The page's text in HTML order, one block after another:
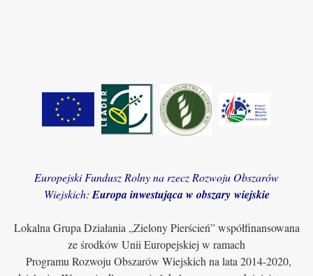
Europejski Fundusz Rolny na rzecz Rozwoju Obszarów
Wiejskich: Europa inwestująca w obszary wiejskie
Lokalna Grupa Działania „Zielony Pierścień” współfinansowana
ze środków Unii Europejskiej w ramach
Programu Rozwoju Obszarów Wiejskich na lata 2014-2020,